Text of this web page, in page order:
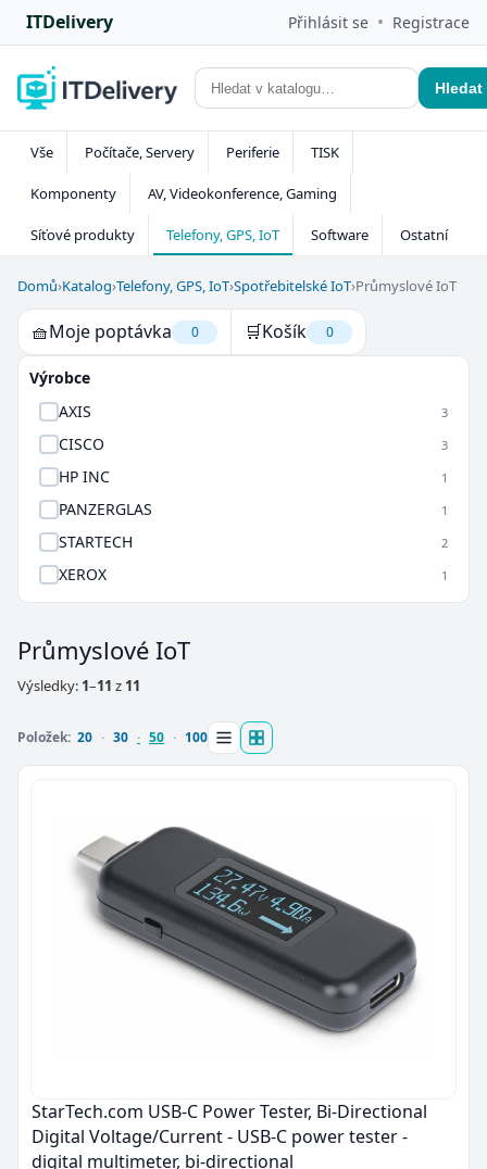
ITDelivery Přihlásit se • Registrace
Hledat
Vše Počítače, Servery Periferie TISK
Komponenty AV, Videokonference, Gaming
Síťové produkty Telefony, GPS, IoT Software Ostatní
Domů›Katalog›Telefony, GPS, IoT›Spotřebitelské IoT›Průmyslové IoT
🧺Moje poptávka 0 🛒Košík 0
Výrobce
AXIS
3
CISCO 3
HP INC 1
PANZERGLAS 1
STARTECH 2
XEROX 1
Průmyslové IoT
Výsledky: 1–11 z 11
Položek: 20 30 50 100
StarTech.com USB-C Power Tester, Bi-Directional
Digital Voltage/Current - USB-C power tester -
digital multimeter, bi-directional